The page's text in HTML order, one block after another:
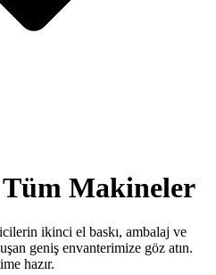
Makineler
ikinci el baskı, ambalaj ve
geniş envanterimize göz atın.
hazır.